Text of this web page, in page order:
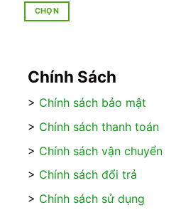
CHỌN
có
nhiều
biến
Các
tùy
có
được
Chính Sách
> Chính sách bảo mật
> Chính sách thanh toán
> Chính sách vận chuyển
> Chính sách đổi trả
> Chính sách sử dụng